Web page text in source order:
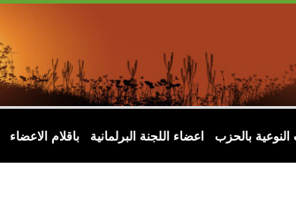
النوعية بالحزب اعضاء اللجنة البرلمانية باقلام الاعضاء